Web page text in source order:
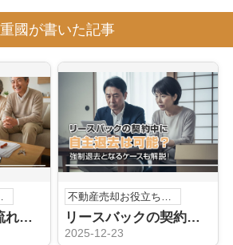
國が書いた記事
情報
リースバックの流れを解説！必要書類と契約書の確認ポイントとは？
不動産売却お役立ち情報
リースバックの契約中に自主退去は可能？強制退去となるケースも解説！
2025-12-23